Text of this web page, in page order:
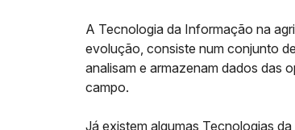
A Tecnologia da Informação na
evolução, consiste num conjunto
analisam e armazenam dados das
campo.
Já existem algumas Tecnologias